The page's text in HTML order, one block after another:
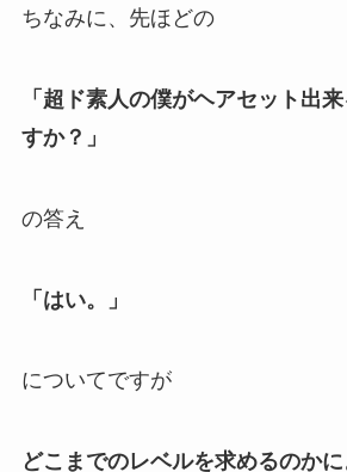
ちなみに、先ほどの
「超ド素人の僕がヘアセット出
すか？」
の答え
「はい。」
についてですが
どこまでのレベルを求めるのか